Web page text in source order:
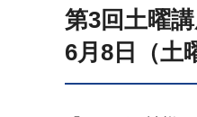
第3回土曜
6月8日（土